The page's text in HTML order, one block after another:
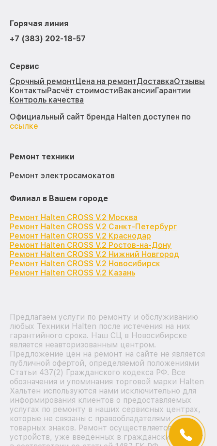
Горячая линия
+7 (383) 202-18-57
Сервис
Срочный ремонтЦена на ремонтДоставкаОтзывы
КонтактыРасчёт стоимостиВакансииГарантии
Контроль качества
Официальный сайт бренда Halten доступен по
ссылке
Ремонт техники
Ремонт электросамокатов
Филиал в Вашем городе
Ремонт Halten CROSS V.2 Москва
Ремонт Halten CROSS V.2 Санкт-Петербург
Ремонт Halten CROSS V.2 Краснодар
Ремонт Halten CROSS V.2 Ростов-на-Дону
Ремонт Halten CROSS V.2 Нижний Новгород
Ремонт Halten CROSS V.2 Новосибирск
Ремонт Halten CROSS V.2 Казань
Предлагаем услуги по ремонту и обслуживанию
любых Техники Halten после истечения на них
гарантийного срока. Наш СЦ в Новосибирске
является неавторизованным центром.
Предложение цен на ремонт на сайте не является
публичной офертой, определяемой положениями
Статьи 437(2) Гражданского кодекса РФ. Все
обозначения и упоминания торговой марки Halten
Хальтен используются нами исключительно для
информирования клиентов о предоставляемых
услугах по ремонту в наших сервисных центрах,
которые не связаны с правообладателями
товарных знаков. Ремонт осуществляется для
устройств, уже введенных в гражданский оборот